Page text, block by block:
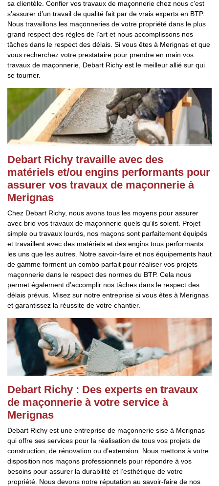
sa clientèle. Confier vos travaux de maçonnerie chez nous c’est
s’assurer d’un travail de qualité fait par de vrais experts en BTP.
Nous travaillons les maçonneries de votre propriété dans le plus
grand respect des règles de l’art et nous accomplissons nos
tâches dans le respect des délais. Si vous êtes à Merignas et que
vous recherchez votre prestataire pour prendre en main vos
travaux de maçonnerie, Debart Richy est le meilleur allié sur qui
se tourner.
Debart Richy travaille avec des
matériels et/ou engins performants pour
assurer vos travaux de maçonnerie à
Merignas
Chez Debart Richy, nous avons tous les moyens pour assurer
avec brio vos travaux de maçonnerie quels qu’ils soient. Projet
simple ou travaux lourds, nos maçons sont parfaitement équipés
et travaillent avec des matériels et des engins tous performants
les uns que les autres. Notre savoir-faire et nos équipements haut
de gamme forment un combo parfait pour réaliser vos projets
maçonnerie dans le respect des normes du BTP. Cela nous
permet également d’accomplir nos tâches dans le respect des
délais prévus. Misez sur notre entreprise si vous êtes à Merignas
et garantissez la réussite de votre chantier.
Debart Richy : Des experts en travaux
de maçonnerie à votre service à
Merignas
Debart Richy est une entreprise de maçonnerie sise à Merignas
qui offre ses services pour la réalisation de tous vos projets de
construction, de rénovation ou d’extension. Nous mettons à votre
disposition nos maçons professionnels pour répondre à vos
besoins pour assurer la durabilité et l’esthétique de votre
propriété. Nous devons notre réputation au savoir-faire de nos